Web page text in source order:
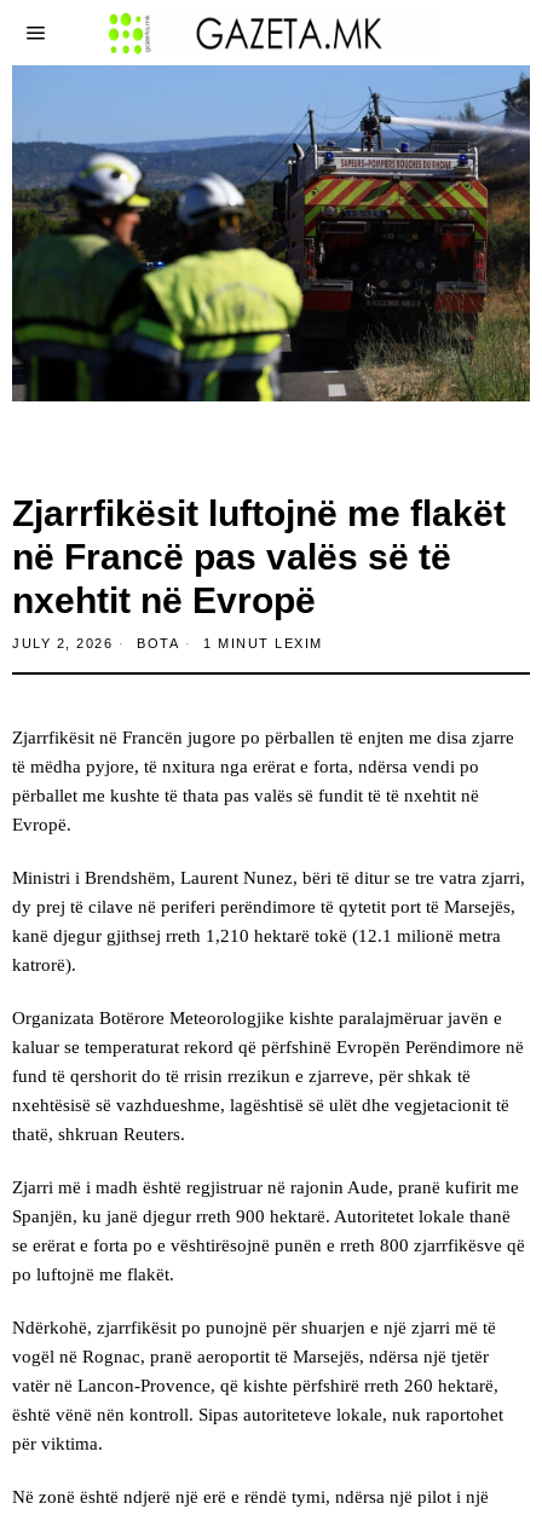
Zjarrfikësit luftojnë me flakët
në Francë pas valës së të
nxehtit në Evropë
JULY 2, 2026 BOTA 1 MINUT LEXIM
Zjarrfikësit në Francën jugore po përballen të enjten me disa zjarre
të mëdha pyjore, të nxitura nga erërat e forta, ndërsa vendi po
përballet me kushte të thata pas valës së fundit të të nxehtit në
Evropë.
Ministri i Brendshëm, Laurent Nunez, bëri të ditur se tre vatra zjarri,
dy prej të cilave në periferi perëndimore të qytetit port të Marsejës,
kanë djegur gjithsej rreth 1,210 hektarë tokë (12.1 milionë metra
katrorë).
Organizata Botërore Meteorologjike kishte paralajmëruar javën e
kaluar se temperaturat rekord që përfshinë Evropën Perëndimore në
fund të qershorit do të rrisin rrezikun e zjarreve, për shkak të
nxehtësisë së vazhdueshme, lagështisë së ulët dhe vegjetacionit të
thatë, shkruan Reuters.
Zjarri më i madh është regjistruar në rajonin Aude, pranë kufirit me
Spanjën, ku janë djegur rreth 900 hektarë. Autoritetet lokale thanë
se erërat e forta po e vështirësojnë punën e rreth 800 zjarrfikësve që
po luftojnë me flakët.
Ndërkohë, zjarrfikësit po punojnë për shuarjen e një zjarri më të
vogël në Rognac, pranë aeroportit të Marsejës, ndërsa një tjetër
vatër në Lancon-Provence, që kishte përfshirë rreth 260 hektarë,
është vënë nën kontroll. Sipas autoriteteve lokale, nuk raportohet
për viktima.
Në zonë është ndjerë një erë e rëndë tymi, ndërsa një pilot i një